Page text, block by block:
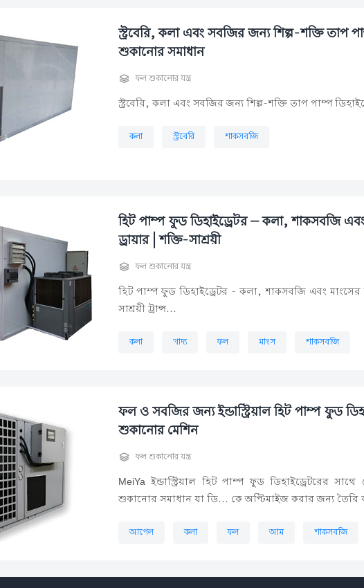
স্ট্রবেরি, কলা এবং সবজির জন্য শিল্প-শক্তি তাপ
শুকানোর সমাধান
 ফল শুকানোর যন্ত্র
স্ট্রবেরি, কলা এবং সবজির জন্য শিল্প-শক্তি তাপ পাম্প
কলা স্ট্রবেরি শাকসবজি
হিট পাম্প ফুড ডিহাইড্রেটর – কলা, শাকসবজি
ড্রায়ার | শক্তি-সাশ্রয়ী
 ফল শুকানোর যন্ত্র
হিট পাম্প ফুড ডিহাইড্রেটর - কলা, শাকসবজি এবং মাংসের
সাশ্রয়ী ট্রান্স...
কলা খাদ্য ফল মাংস শাকসবজি
ফল ও সবজির জন্য ইন্ডাস্ট্রিয়াল হিট পাম্প ফুড
শুকানোর মেশিন
 ফল শুকানোর যন্ত্র
MeiYa ইন্ডাস্ট্রিয়াল হিট পাম্প ফুড ডিহাইড্রেটরের
শুকানোর সমাধান যা ডি... কে অপ্টিমাইজ করার জন্য তৈরি
আপেল কলা ফল আম শাকসবজি